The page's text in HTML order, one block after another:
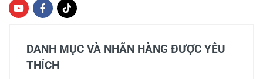
DANH MỤC VÀ NHÃN HÀNG ĐƯỢC YÊU
THÍCH